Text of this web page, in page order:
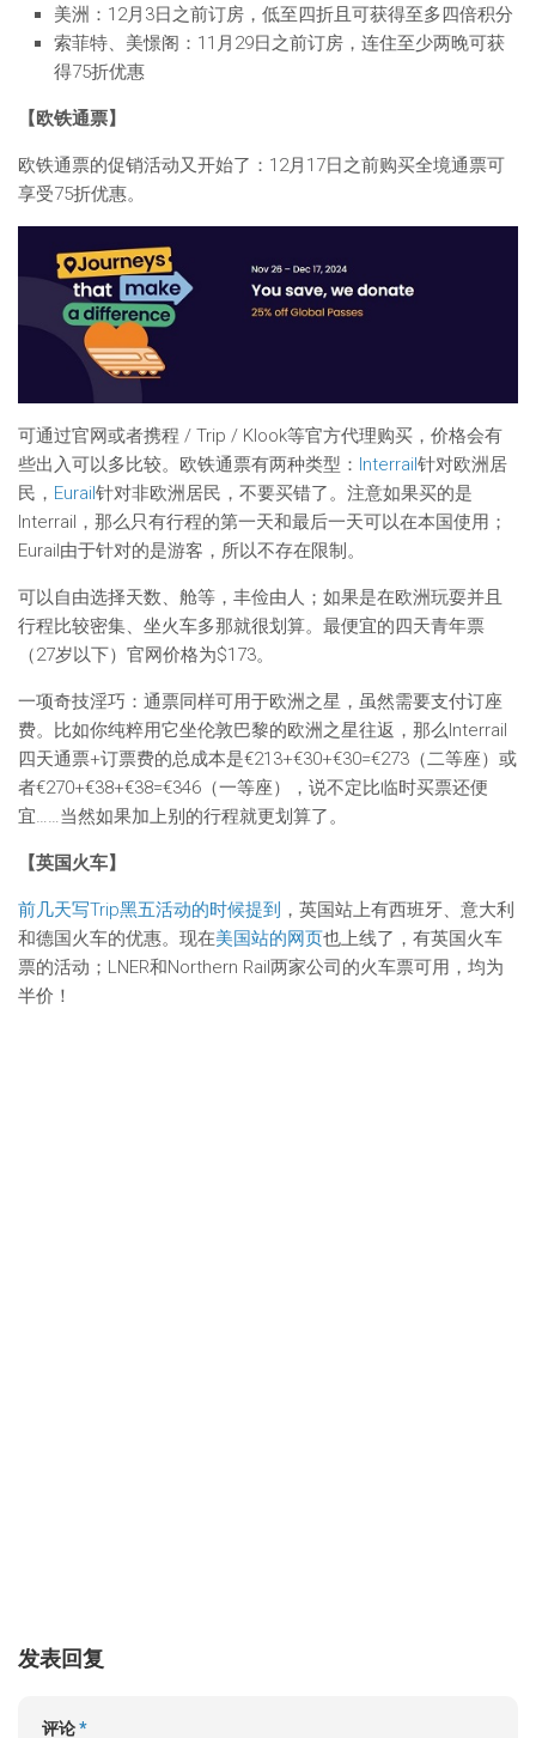
美洲：12月3日之前订房，低至四折且可获得至多四倍积分
索菲特、美憬阁：11月29日之前订房，连住至少两晚可获
得75折优惠
【欧铁通票】
欧铁通票的促销活动又开始了：12月17日之前购买全境通票可
享受75折优惠。
可通过官网或者携程 / Trip / Klook等官方代理购买，价格会有
些出入可以多比较。欧铁通票有两种类型： Interrail针对欧洲居
民， Eurail针对非欧洲居民，不要买错了。注意如果买的是
Interrail，那么只有行程的第一天和最后一天可以在本国使用；
Eurail由于针对的是游客，所以不存在限制。
可以自由选择天数、舱等，丰俭由人；如果是在欧洲玩耍并且
行程比较密集、坐火车多那就很划算。最便宜的四天青年票
（27岁以下）官网价格为$173。
一项奇技淫巧：通票同样可用于欧洲之星，虽然需要支付订座
费。比如你纯粹用它坐伦敦巴黎的欧洲之星往返，那么Interrail
四天通票+订票费的总成本是€213+€30+€30=€273（二等座）或
者€270+€38+€38=€346（一等座），说不定比临时买票还便
宜……当然如果加上别的行程就更划算了。
【英国火车】
前几天写Trip黑五活动的时候提到 ，英国站上有西班牙、意大利
和德国火车的优惠。现在美国站的网页也上线了，有英国火车
票的活动；LNER和Northern Rail两家公司的火车票可用，均为
半价！
发表回复
评论*